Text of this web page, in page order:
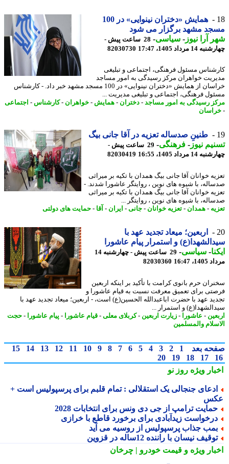
همایش «دختران نینوایی» در 100
مشهد برگزار می شود
آرا نیوز-سیاسی-
28 ساعت پیش -
مرداد 1405، 17:47
82030730
مسئول فرهنگی، اجتماعی و تبلیغی
خواهران مرکز رسیدگی به امور مساجد
خراسان از همایش «دختران نینوایی» در 100 مسجد مشهد خبر داد. - کارشناس
فرهنگی، اجتماعی و تبلیغی مدیریت ...
رسیدگی به امور مساجد-دختران- همایش-خواهران- کارشناس-اجتماعی
طنینِ صدساله تعزیه در آقا جانی بیگ
نیوز-فرهنگی-
29 ساعت پیش -
مرداد 1405، 16:55
82030419
خوانان آقا جانی بیگ همدان با تکیه بر میراثی
با شیوه های نوین ، روایتگر عاشورا شدند. -
خوانان آقا جانی بیگ همدان با تکیه بر میراثی
با شیوه های نوین ، روایتگر ...
- همدان- تعزیه خوانان-جانی-ایران - آقا - حمایت های دولتی
اربعین؛ میعاد تجدید عهد با
و استمرار پیام عاشورا
-سیاسی-
29 ساعت پیش - چهارشنبه 14
16:47
82030360
حرم بانوی کرامت با تأکید بر اینکه اربعین
برای تعمیق معرفت نسبت به قیام عاشورا و
عهد با حضرت اباعبدالله الحسین(ع) است، - اربعین؛ میعاد تجدید عهد با
و استمرار ...
-عاشورا-زیارت اربعین -کربلای معلی-قیام عاشورا-پیام عاشورا-حجت
والمسلمین
بعد 1
2
3
4
5
6
7
8
9
10
11
12
13
14
15
17
18
19
20
ویژهروز نو
جنجالی یک استقلالی : تمام قلبم برای پرسپولیس است +
ترامپ از جی دی ونس برای انتخابات 2028
زیدآبادی برای برخورد قاطع با خرازی
جذاب پرسپولیس از روسیه می آید
نیسان با راننده 12ساله در قزوین
ویژهو قیمت خودرو | چرخان